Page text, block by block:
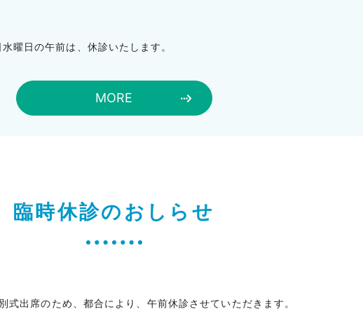
曜日の午前は、休診いたします。
MORE
臨時休診のおしらせ
出席のため、都合により、午前休診させていただきます。